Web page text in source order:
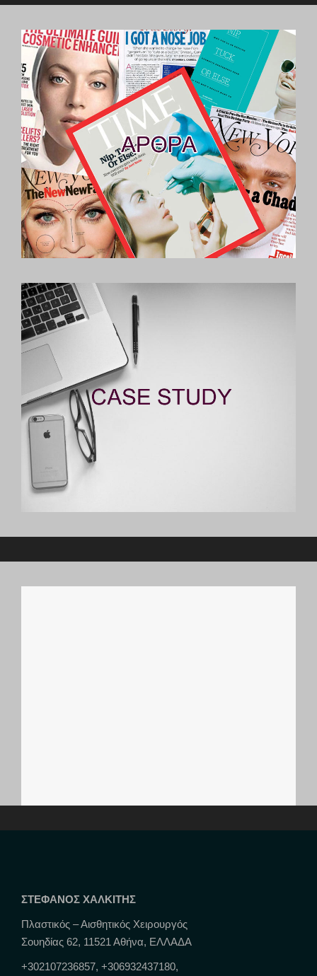
ΣΤΕΦΑΝΟΣ ΧΑΛΚΙΤΗΣ
Πλαστικός – Αισθητικός Χειρουργός
Σουηδίας 62, 11521 Αθήνα, ΕΛΛΑΔΑ
+302107236857, +306932437180,